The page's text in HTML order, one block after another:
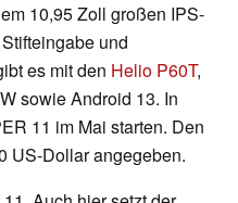
10,95 Zoll großen IPS-
und
es mit den Helio P60T,
sowie Android 13. In
11 im Mai starten. Den
US-Dollar angegeben.